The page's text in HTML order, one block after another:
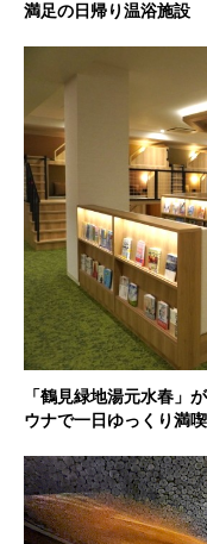
満足の日帰り温浴施設
「鶴見緑地湯元水春」
ウナで一日ゆっくり満